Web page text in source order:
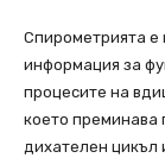
Спирометрията е
информация за
процесите на
което преминава
дихателен цикъл